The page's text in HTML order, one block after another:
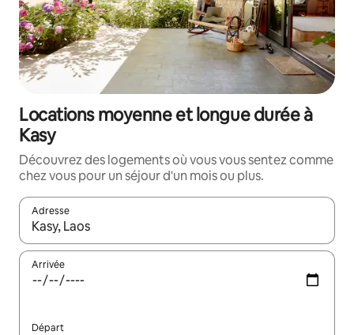
Locations moyenne et longue durée à
Kasy
Découvrez des logements où vous vous sentez comme
chez vous pour un séjour d'un mois ou plus.
Adresse
Lorsque les résultats s'affichent, utilisez les flèches vers le
Arrivée
Départ